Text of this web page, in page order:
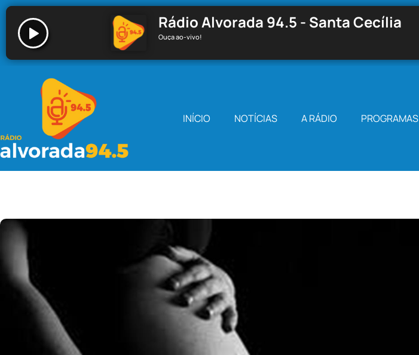
Rádio Alvorada 94.5 - Santa Cecília
Ouça ao-vivo!
Rádio Alvorada 94.5 - Santa Cecília
INÍCIO NOTÍCIAS A RÁDIO PROGRAMAS